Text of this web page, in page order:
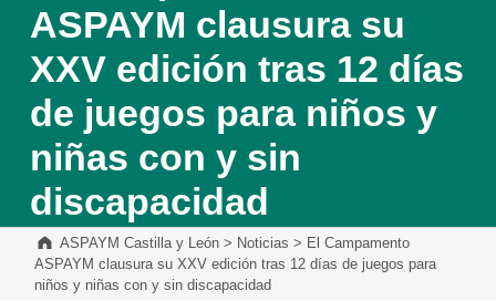
ASPAYM clausura su
XXV edición tras 12 días
de juegos para niños y
niñas con y sin
discapacidad
ASPAYM Castilla y León> Noticias > El Campamento
ASPAYM clausura su XXV edición tras 12 días de juegos para
niños y niñas con y sin discapacidad